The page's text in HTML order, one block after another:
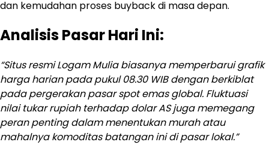
dan kemudahan proses buyback di masa depan.
Analisis Pasar Hari Ini:
“Situs resmi Logam Mulia biasanya memperbarui grafik
harga harian pada pukul 08.30 WIB dengan berkiblat
pada pergerakan pasar spot emas global. Fluktuasi
nilai tukar rupiah terhadap dolar AS juga memegang
peran penting dalam menentukan murah atau
mahalnya komoditas batangan ini di pasar lokal.”